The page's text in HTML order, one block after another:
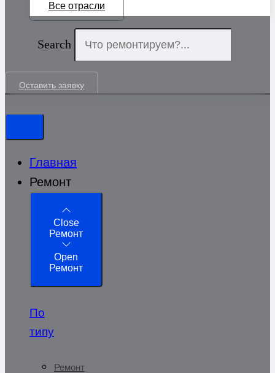
Все отрасли
Search
Оставить заявку
Главная
Ремонт
Close
Ремонт
Open
Ремонт
По
типу
Ремонт